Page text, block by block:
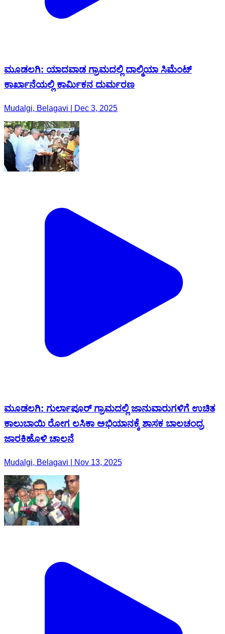
ಮೂಡಲಗಿ: ಯಾದವಾಡ ಗ್ರಾಮದಲ್ಲಿ ದಾಲ್ಮಿಯಾ ಸಿಮೆಂಟ್
ಕಾರ್ಖಾನೆಯಲ್ಲಿ ಕಾರ್ಮಿಕನ ದುರ್ಮರಣ
Mudalgi, Belagavi | Dec 3, 2025
ಮೂಡಲಗಿ: ಗುರ್ಲಾಪೂರ್ ಗ್ರಾಮದಲ್ಲಿ ಜಾನುವಾರುಗಳಿಗೆ ಉಚಿತ
ಕಾಲುಬಾಯಿ ರೋಗ ಲಸಿಕಾ ಅಭಿಯಾನಕ್ಕೆ ಶಾಸಕ ಬಾಲಚಂದ್ರ
ಜಾರಕಿಹೊಳಿ ಚಾಲನೆ
Mudalgi, Belagavi | Nov 13, 2025